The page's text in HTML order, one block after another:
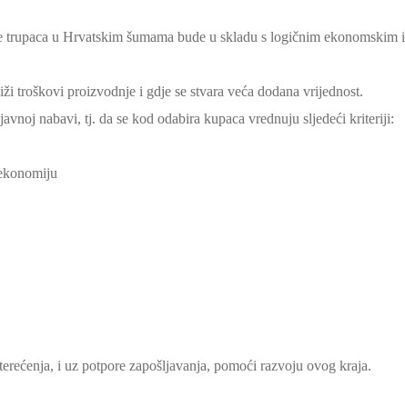
u Hrvatskim šumama bude u skladu s logičnim ekonomskim i
troškovi proizvodnje i gdje se stvara veća dodana vrijednost.
nabavi, tj. da se kod odabira kupaca vrednuju sljedeći kriteriji:
i uz potpore zapošljavanja, pomoći razvoju ovog kraja.